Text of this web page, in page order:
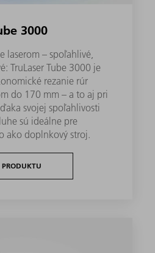
3000
laserom – spoľahlivé,
TruLaser Tube 3000 je
rezanie rúr
do 170 mm – a to aj pri
svojej spoľahlivosti
sú ideálne pre
ako doplnkový stroj.
PRODUKTU